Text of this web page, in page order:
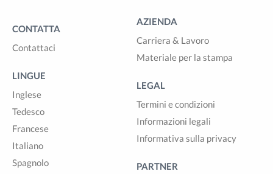
CONTATTA
Contattaci
LINGUE
Inglese
Tedesco
Francese
Italiano
Spagnolo
AZIENDA
Carriera & Lavoro
Materiale per la stampa
LEGAL
Termini e condizioni
Informazioni legali
Informativa sulla privacy
PARTNER